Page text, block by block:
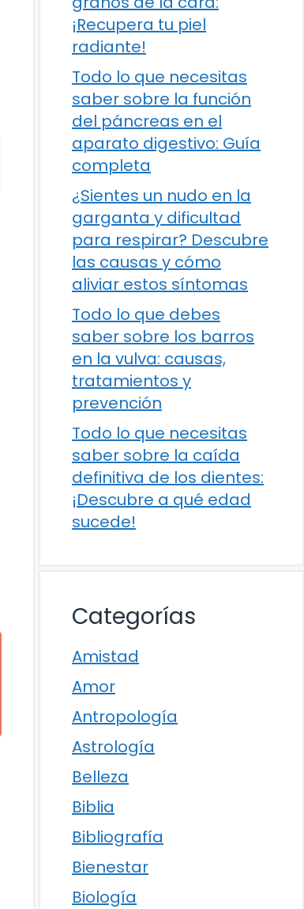
¡Recupera tu piel
radiante!
Todo lo que necesitas
saber sobre la función
del páncreas en el
aparato digestivo: Guía
completa
¿Sientes un nudo en la
garganta y dificultad
para respirar? Descubre
las causas y cómo
aliviar estos síntomas
Todo lo que debes
saber sobre los barros
en la vulva: causas,
tratamientos y
prevención
Todo lo que necesitas
saber sobre la caída
definitiva de los dientes:
¡Descubre a qué edad
sucede!
Categorías
Amistad
Amor
Antropología
Astrología
Belleza
Biblia
Bibliografía
Bienestar
Biología